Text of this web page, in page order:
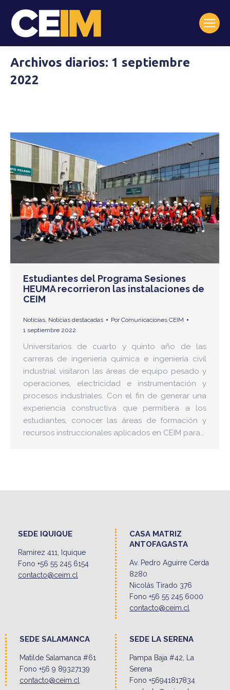
Archivos diarios: 1 septiembre
2022
Estudiantes del Programa Sesiones
HEUMA recorrieron las instalaciones de
CEIM
Noticias, Noticias destacadas PorComunicaciones CEIM
1 septiembre 2022
Universitarios de cuarto y quinto año de las
carreras de ingeniería química e ingeniería civil
industrial visitaron las áreas de equipo pesado y
operaciones, electricidad e instrumentación y
procesos industriales. Con el fin de generar una
experiencia constructiva que permitiera a los
estudiantes, conocer las áreas de formación y
recursos instruccionales aplicados en CEIM para…
SEDE IQUIQUE
Ramirez 411, Iquique
Fono +56 55 245 6154
contacto@ceim.cl
CASA MATRIZ
ANTOFAGASTA
Av. Pedro Aguirre Cerda
8280
Nicolás Tirado 376
Fono +56 55 245 6000
contacto@ceim.cl
SEDE SALAMANCA
Matilde Salamanca #61
Fono +56 9 89327139
contacto@ceim.cl
SEDE LA SERENA
Pampa Baja #42, La
Serena
Fono +56941817834